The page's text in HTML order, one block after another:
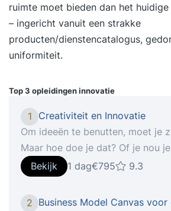
ruimte moet bieden dan het
– ingericht vanuit een strakke
producten/dienstencatalogus,
uniformiteit.
Top 3 opleidingeninnovatie
1
Creativiteit en Innovatie
Om ideeën te benutten, moet je
Maar hoe doe je dat? Of je nou
uitbreiden, een verdienmodel
of kansen ziet: als ondernemer,
Bekijk 1 dag€795 9.3
2 Business Model Canvas